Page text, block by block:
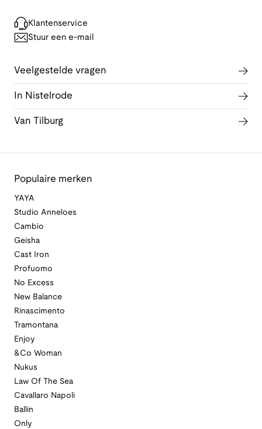
Klantenservice
Stuur een e-mail
Veelgestelde vragen
In Nistelrode
Van Tilburg
Populaire merken
YAYA
Studio Anneloes
Cambio
Geisha
Cast Iron
Profuomo
No Excess
New Balance
Rinascimento
Tramontana
Enjoy
&Co Woman
Nukus
Law Of The Sea
Cavallaro Napoli
Ballin
Only